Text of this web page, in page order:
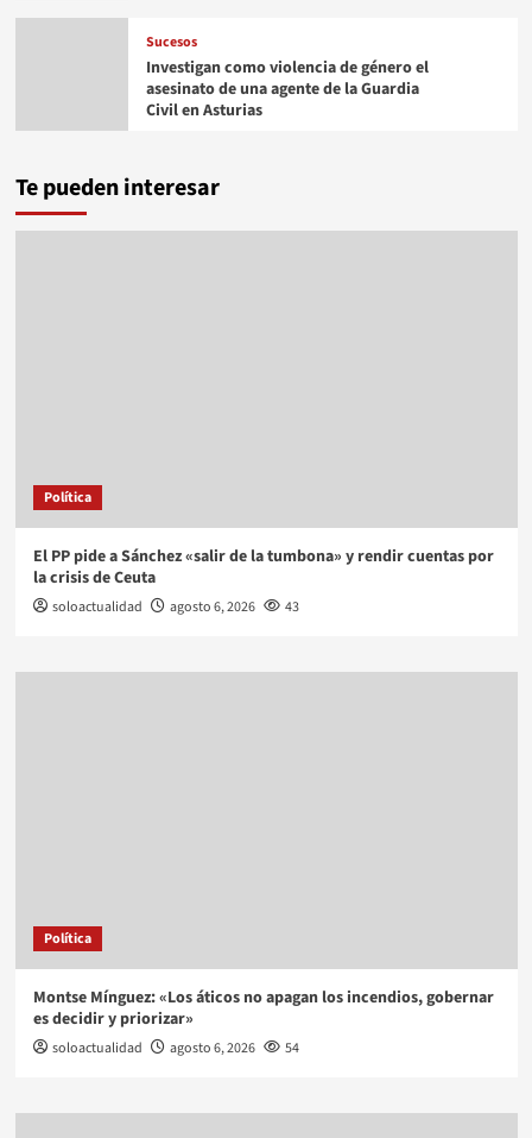
Sucesos
Investigan como violencia de género el
asesinato de una agente de la Guardia
Civil en Asturias
Te pueden interesar
Política
El PP pide a Sánchez «salir de la tumbona» y rendir cuentas por
la crisis de Ceuta
soloactualidad agosto 6, 2026 43
Política
Montse Mínguez: «Los áticos no apagan los incendios, gobernar
es decidir y priorizar»
soloactualidad agosto 6, 2026 54